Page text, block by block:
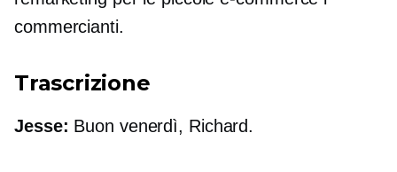
commercianti.
Trascrizione
Jesse: Buon venerdì, Richard.